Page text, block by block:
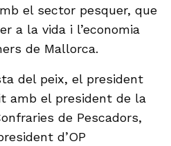
el sector pesquer, que
a la vida i l’economia
de Mallorca.
del peix, el president
amb el president de la
de Pescadors,
d’OP